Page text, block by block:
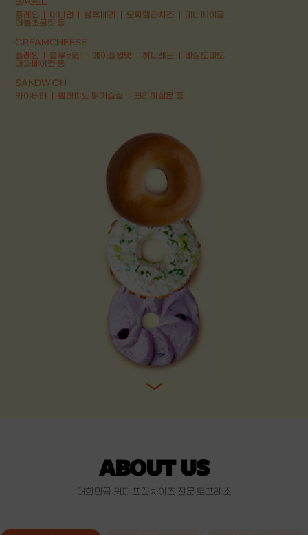
BAGEL
플레인
어니언 블루베리 모짜렐라치즈
미니베이글
더블초콜릿 등
CREAMCHEESE
플레인
블루베리 메이플월넛 허니레몬
바질토마토
대파베이컨 등
SANDWICH
카야버터
할라피뇨 닭가슴살 크리미살몬 등
ABOUT US
대한민국 커피 프랜차이즈 전문 토프레소